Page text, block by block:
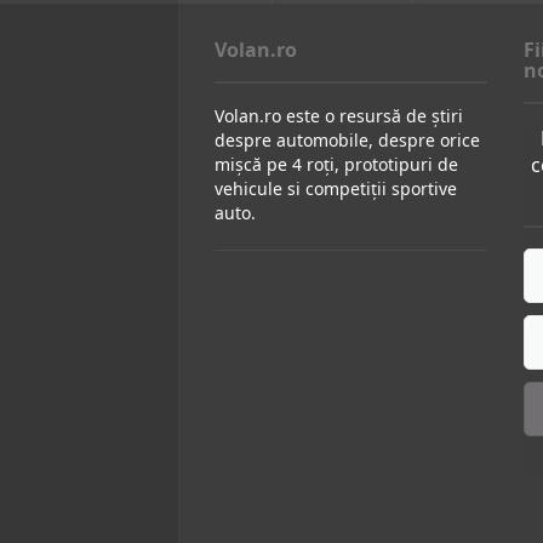
Volan.ro
Volan.ro este o resursă de știri
despre automobile, despre orice
mișcă pe 4 roți, prototipuri de
vehicule si competiții sportive
auto.